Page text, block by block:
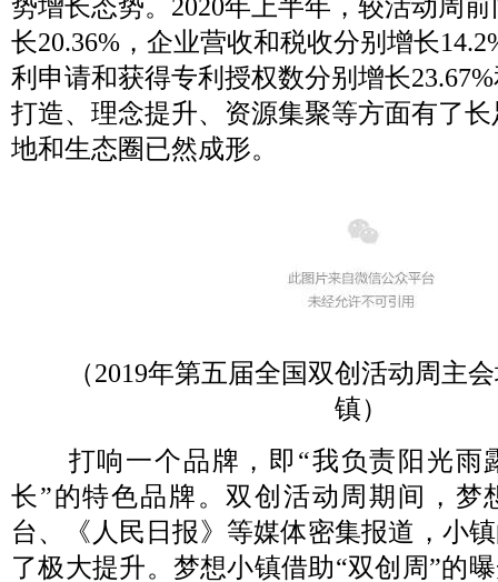
势增长态势。2020年上半年，较活动周
长20.36%，企业营收和税收分别增长
利申请和获得专利授权数分别增长
打造、理念提升、资源集聚等方面有了
地和生态圈已然成形。
（2019年第五届全国双创活动周主
镇）
打响一个品牌，即“我负责阳光雨
长”的特色品牌。双创活动周期间，梦
台、《人民日报》等媒体密集报道，小
了极大提升。梦想小镇借助“双创周”的